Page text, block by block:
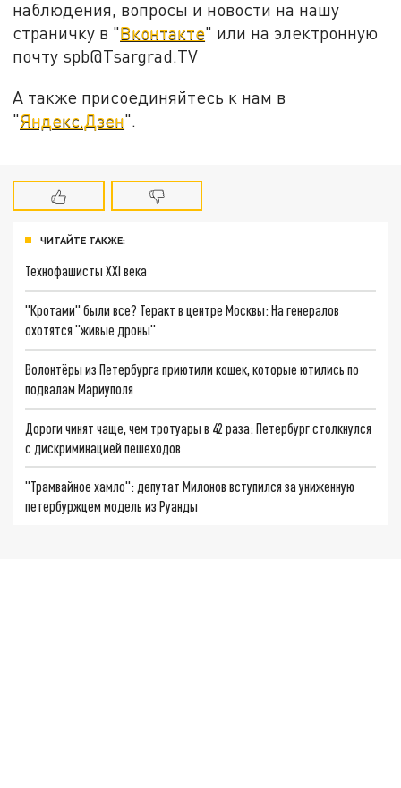
наблюдения, вопросы и новости на нашу
страничку в "Вконтакте" или на электронную
почту spb@Tsargrad.TV
А также присоединяйтесь к нам в
"Яндекс.Дзен".
ЧИТАЙТЕ ТАКЖЕ:
Технофашисты XXI века
"Кротами" были все? Теракт в центре Москвы: На генералов
охотятся "живые дроны"
Волонтёры из Петербурга приютили кошек, которые ютились по
подвалам Мариуполя
Дороги чинят чаще, чем тротуары в 42 раза: Петербург столкнулся
с дискриминацией пешеходов
"Трамвайное хамло": депутат Милонов вступился за униженную
петербуржцем модель из Руанды